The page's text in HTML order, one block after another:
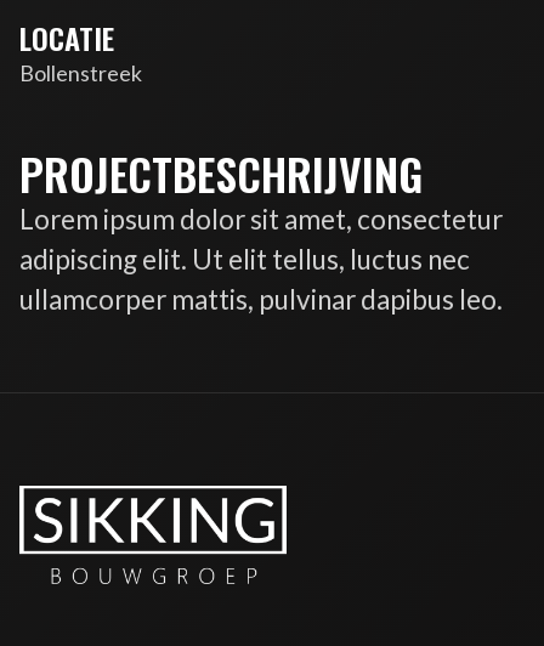
LOCATIE
Bollenstreek
PROJECTBESCHRIJVING
Lorem ipsum dolor sit amet, consectetur
adipiscing elit. Ut elit tellus, luctus nec
ullamcorper mattis, pulvinar dapibus leo.